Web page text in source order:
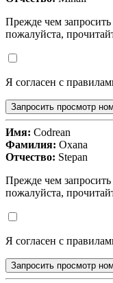
Прежде чем
пожалуйста,
Я согласен с
Запросить просмотр
Имя: Codrean
Фамилия: Oxana
Отчество: Stepan
Прежде чем
пожалуйста,
Я согласен с
Запросить просмотр